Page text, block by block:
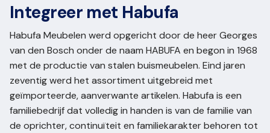
Integreer met Habufa
Habufa Meubelen werd opgericht door de heer Georges
van den Bosch onder de naam HABUFA en begon in 1968
met de productie van stalen buismeubelen. Eind jaren
zeventig werd het assortiment uitgebreid met
geïmporteerde, aanverwante artikelen. Habufa is een
familiebedrijf dat volledig in handen is van de familie van
de oprichter, continuïteit en familiekarakter behoren tot